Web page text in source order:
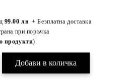
99.00 лв . + Безплатна доставка
при поръчка
продукти)